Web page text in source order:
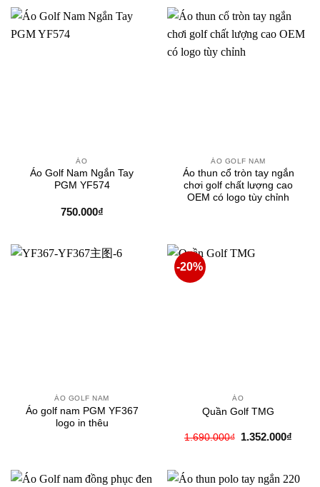
ÁO
Áo Golf Nam Ngắn Tay
PGM YF574
750.000₫
ÁO GOLF NAM
Áo thun cổ tròn tay ngắn
chơi golf chất lượng cao
OEM có logo tùy chỉnh
ÁO GOLF NAM
Áo golf nam PGM YF367
logo in thêu
-20%
ÁO
Quần Golf TMG
1.690.000₫
Giá
1.352.000₫